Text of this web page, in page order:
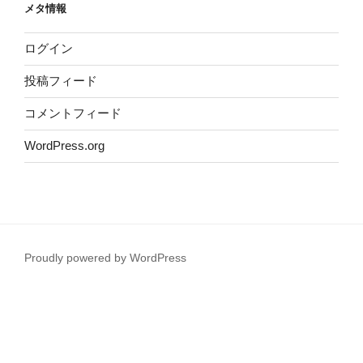
メタ情報
ログイン
投稿フィード
コメントフィード
WordPress.org
Proudly powered by WordPress